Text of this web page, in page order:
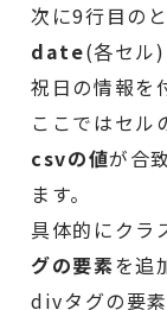
次に9行目の
date(各セル
祝日の情報を
ここではセル
csvの値が合
ます。
具体的にクラ
グの要素を追
divタグの要素